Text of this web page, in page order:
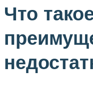
Что